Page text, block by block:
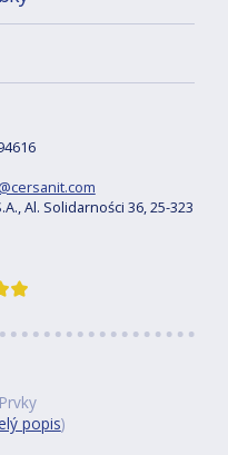
Al. Solidarności 36, 25-323
popis)